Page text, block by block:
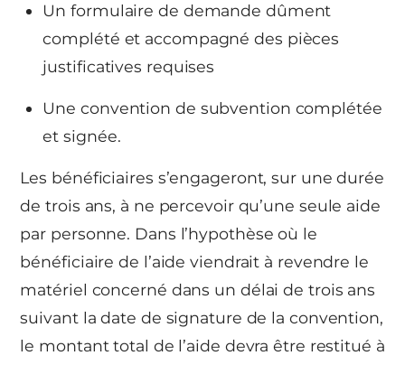
Un formulaire de demande dûment
complété et accompagné des pièces
justificatives requises
Une convention de subvention complétée
et signée.
Les bénéficiaires s’engageront, sur une durée
de trois ans, à ne percevoir qu’une seule aide
par personne. Dans l’hypothèse où le
bénéficiaire de l’aide viendrait à revendre le
matériel concerné dans un délai de trois ans
suivant la date de signature de la convention,
le montant total de l’aide devra être restitué à